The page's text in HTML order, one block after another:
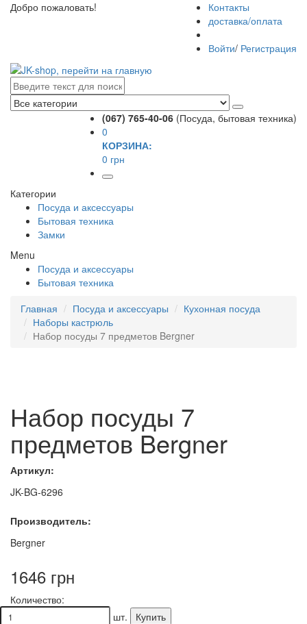
Добро пожаловать!
Контакты
доставка/оплата
Войти/ Регистрация
(067) 765-40-06 (Посуда, бытовая техника)
0
КОРЗИНА:
0 грн
Категории
Посуда и аксессуары
Бытовая техника
Замки
Menu
Посуда и аксессуары
Бытовая техника
Главная
Посуда и аксессуары
Кухонная посуда
Наборы кастрюль
Набор посуды 7 предметов Bergner
Набор посуды 7
предметов Bergner
Артикул:
JK-BG-6296
Производитель:
Bergner
1646 грн
Количество:
шт.
Купить